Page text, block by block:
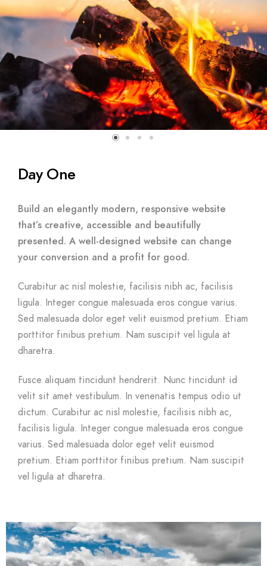
Day One
Build an elegantly modern, responsive website
that’s creative, accessible and beautifully
presented. A well-designed website can change
your conversion and a profit for good.
Curabitur ac nisl molestie, facilisis nibh ac, facilisis
ligula. Integer congue malesuada eros congue varius.
Sed malesuada dolor eget velit euismod pretium. Etiam
porttitor finibus pretium. Nam suscipit vel ligula at
dharetra.
Fusce aliquam tincidunt hendrerit. Nunc tincidunt id
velit sit amet vestibulum. In venenatis tempus odio ut
dictum. Curabitur ac nisl molestie, facilisis nibh ac,
facilisis ligula. Integer congue malesuada eros congue
varius. Sed malesuada dolor eget velit euismod
pretium. Etiam porttitor finibus pretium. Nam suscipit
vel ligula at dharetra.